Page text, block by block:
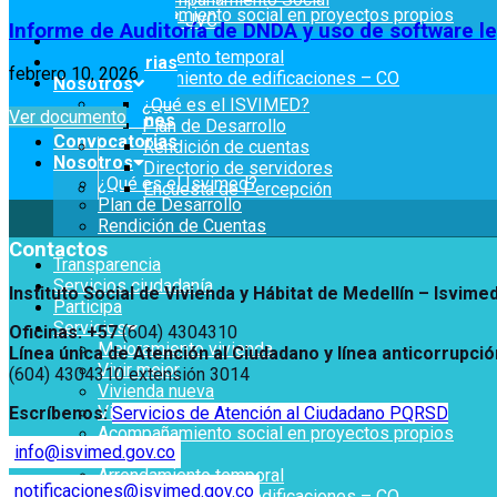
Servicios
Mejoramiento de Vivienda
Vivienda Nueva
Vivienda un proyecto familiar
Titulación
Arrendamiento temporal
Reconocimiento de
Edificaciones – C0
Acompañamiento Social
OPV-JVC
Notificaciones
Convocatorias
Nosotros
¿Qué es el ISVIMED?
Plan de Desarrollo
Rendición de cuentas
Directorio de servidores
Encuesta de Percepción
Opciones de accesibilidad
A+ A A-
Tamaño de la
fuente
Contraste
Centro de relevo
Acompañamiento social en proyectos propios
Titulación
Arrendamiento temporal
Reconocimiento de edificaciones – CO
OPV-JVC
Notificaciones
Convocatorias
Nosotros
¿Qué es el Isvimed?
Plan de Desarrollo
Rendición de Cuentas
Transparencia
Servicios ciudadanía
Participa
Servicios
Mejoramiento vivienda
Vivir mejor
Vivienda nueva
Vivienda un proyecto familiar
Acompañamiento social en proyectos propios
Titulación
Arrendamiento temporal
OPV-JVC
Notificaciones
Convocatorias
Nosotros
¿Qué es el ISVIMED?
Plan de Desarrollo
Rendición de cuentas
Directorio de servidores
Encuesta de Percepción
Informe de Auditoría de DNDA y uso de software
febrero 10, 2026
Ver documento
Contactos
Instituto Social de Vivienda y Hábitat de Medellín –
Oficinas: +57(604) 4304310
Línea única de Atención al Ciudadano y línea
(604) 4304310 extensión 3014
Escríbenos:Servicios de Atención al Ciudadano PQRSD
info@isvimed.gov.co
notificaciones@isvimed.gov.co